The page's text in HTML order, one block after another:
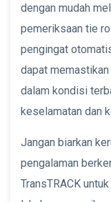
dengan mudah
pemeriksaan tie
pengingat
dapat
dalam kondisi
keselamatan dan
Jangan biarkan
pengalaman
TransTRACK